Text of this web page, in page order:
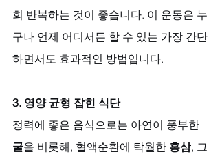
회 반복하는 것이 좋습니다. 이 운동은 누
구나 언제 어디서든 할 수 있는 가장 간단
하면서도 효과적인 방법입니다.
3. 영양 균형 잡힌 식단
정력에 좋은 음식으로는 아연이 풍부한
굴을 비롯해, 혈액순환에 탁월한 홍삼, 그